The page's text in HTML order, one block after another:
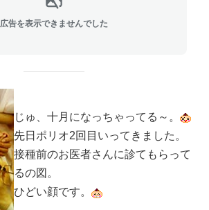
広告を表示できませんでした
じゅ、十月になっちゃってる～。
先日ポリオ2回目いってきました。
接種前のお医者さんに診てもらって
るの図。
ひどい顔です。